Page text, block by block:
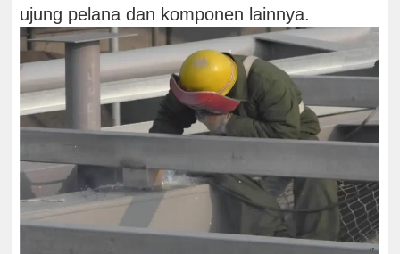
ujung pelana dan komponen lainnya.